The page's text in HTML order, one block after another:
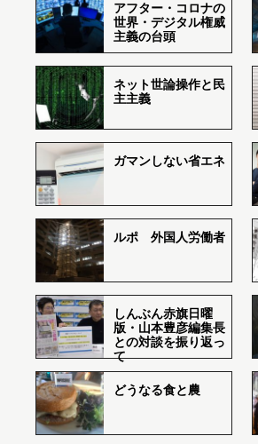
アフター・コロナの
世界・デジタル権威
主義の台頭
ネット世論操作と民
主主義
ガマンしない省エネ
ルポ 外国人労働者
しんぶん赤旗日曜
版・山本豊彦編集長
との対談を振り返っ
て
どうなる食と農